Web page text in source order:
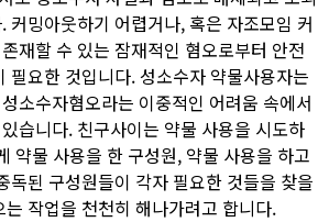
커밍아웃하기 어렵거나, 혹은 자조모임 커
재할 수 있는 잠재적인 혐오로부터 안전
필요한 것입니다. 성소수자 약물사용자는
소수자혐오라는 이중적인 어려움 속에서
습니다. 친구사이는 약물 사용을 시도하
약물 사용을 한 구성원, 약물 사용을 하고
독된 구성원들이 각자 필요한 것들을 찾을
작업을 천천히 해나가려고 합니다.